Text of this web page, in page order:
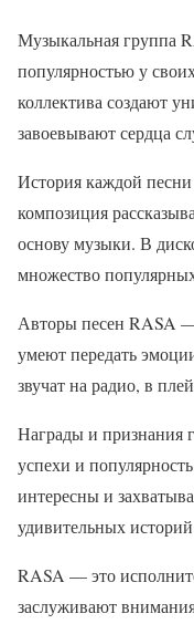
Музыкальная группа
популярностью у
коллектива создают
завоевывают сердца
История каждой
композиция
основу музыки. В
множество
Авторы песен RASA
умеют передать
звучат на радио, в
Награды и признания
успехи и
интересны и
удивительных
RASA — это
заслуживают